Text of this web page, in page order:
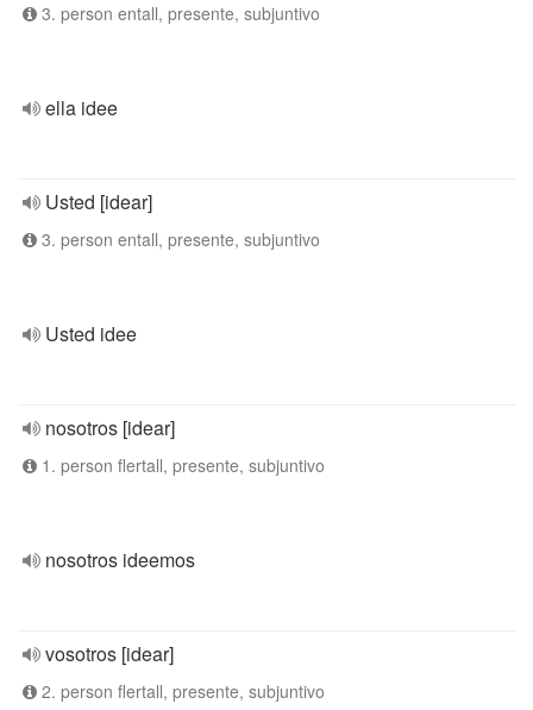
3. person entall, presente, subjuntivo
ella idee
Usted [idear]
3. person entall, presente, subjuntivo
Usted idee
nosotros [idear]
1. person flertall, presente, subjuntivo
nosotros ideemos
vosotros [idear]
2. person flertall, presente, subjuntivo